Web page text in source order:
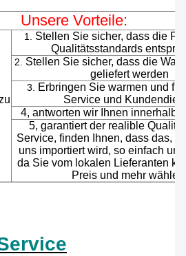
Unsere Vorteile:
1. Stellen Sie sicher, dass die
Qualitätsstandards
2. Stellen Sie sicher, dass die
geliefert werden
3. Erbringen Sie warmen und
Service und
4, antworten wir Ihnen innerhalb
5, garantiert der realible
Service, finden Ihnen, dass das,
uns importiert wird, so einfach
da Sie vom lokalen Lieferanten
Preis und mehr